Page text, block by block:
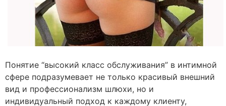
Понятие “высокий класс обслуживания” в интимной
сфере подразумевает не только красивый внешний
вид и профессионализм шлюхи, но и
индивидуальный подход к каждому клиенту,